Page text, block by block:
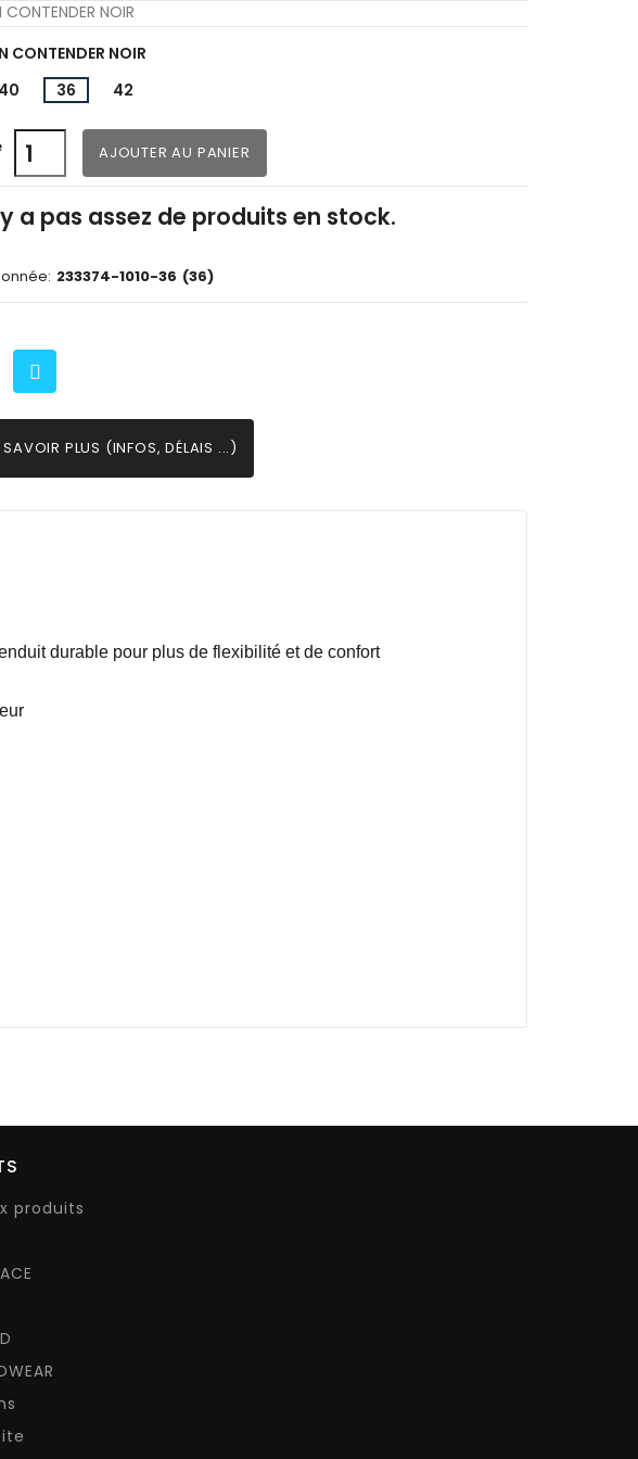
NOIR
CONTENDER NOIR
40 36 42
AJOUTER AU PANIER
a pas assez de produits en stock.
233374-1010-36 (36)
SAVOIR PLUS (INFOS, DÉLAIS ...)
durable pour plus de flexibilité et de confort
produits